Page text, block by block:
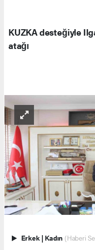
KUZKA desteğiyle
atağı
Erkek | Kadın (Haberi